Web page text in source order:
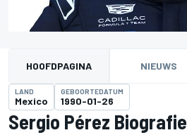
HOOFDPAGINA NIEUWS
LAND
Mexico
GEBOORTEDATUM
1990-01-26
Sergio Pérez Biografie